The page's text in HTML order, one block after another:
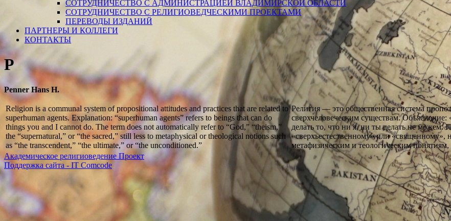
СОТРУДНИЧЕСТВО С АДМИНИСТРАЦИЕЙ ВЛАДИМИРСКОЙ ОБЛАСТИ
СОТРУДНИЧЕСТВО С РЕЛИГИОВЕДЧЕСКИМИ ПРОЕКТАМИ
ПЕРЕВОДЫ ИЗДАНИЙ
ПАРТНЕРЫ И КОЛЛЕГИ
КОНТАКТЫ
P
Penner Hans H.
Religion is a communal system of propositional attitudes and practices that are related to
superhuman agents. Explanation: “superhuman agents” refers to beings that can do
things you and I cannot do. The term does not automatically refer to “God,” “theism,”
the “supernatural,” or “the sacred,” still less to metaphysical or theological notions such
as “the transcendent,” “the ultimate,” or “the unconditioned.”
Религия — это общественная система
сверхчеловеческим существам.
делать то, что ни я, ни ты делать не можем.
«сверхъестественному» или
метафизическим и теологическим
Академическое религиоведение Проект
Поддержка сайта - IT Comcode